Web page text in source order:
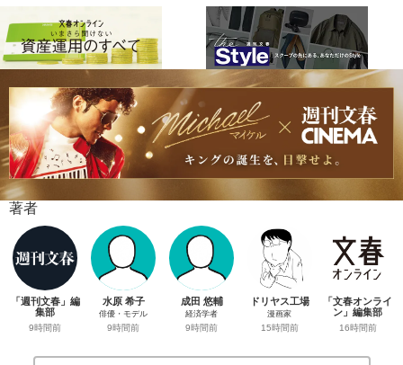
著者
「週刊文春」編
集部
9時間前
水原 希子
俳優・モデル
9時間前
成田 悠輔
経済学者
9時間前
ドリヤス工場
漫画家
15時間前
「文春オンライ
ン」編集部
16時間前